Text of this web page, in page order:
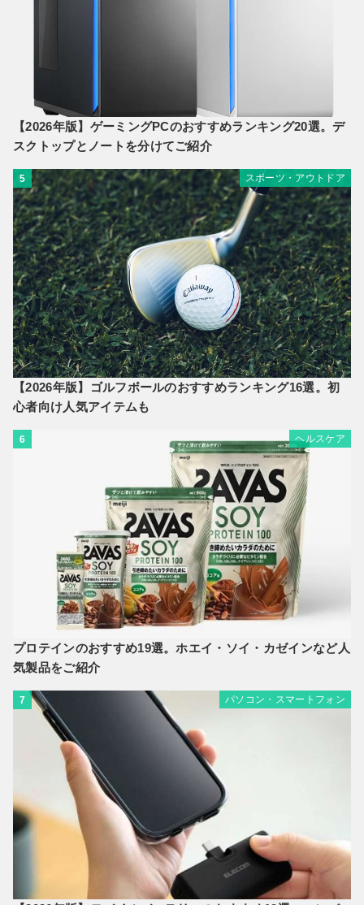
【2026年版】ゲーミングPCのおすすめランキング20選。デ
スクトップとノートを分けてご紹介
5 スポーツ・アウトドア
【2026年版】ゴルフボールのおすすめランキング16選。初
心者向け人気アイテムも
6 ヘルスケア
プロテインのおすすめ19選。ホエイ・ソイ・カゼインなど人
気製品をご紹介
7 パソコン・スマートフォン